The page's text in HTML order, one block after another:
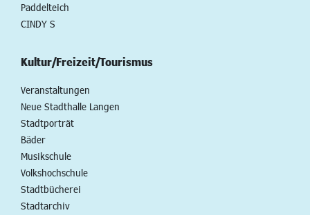
Paddelteich
CINDY S
Kultur/Freizeit/Tourismus
Veranstaltungen
Neue Stadthalle Langen
Stadtporträt
Bäder
Musikschule
Volkshochschule
Stadtbücherei
Stadtarchiv